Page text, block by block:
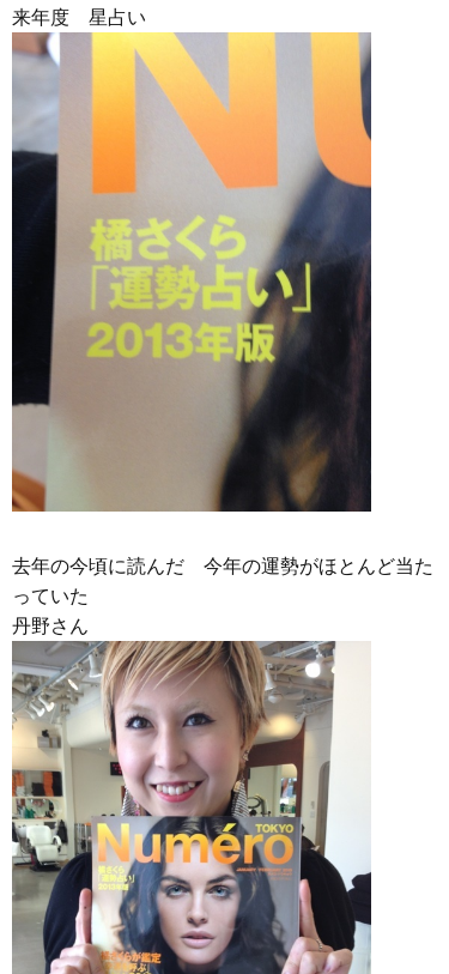
来年度 星占い
去年の今頃に読んだ 今年の運勢がほとんど当た
っていた
丹野さん